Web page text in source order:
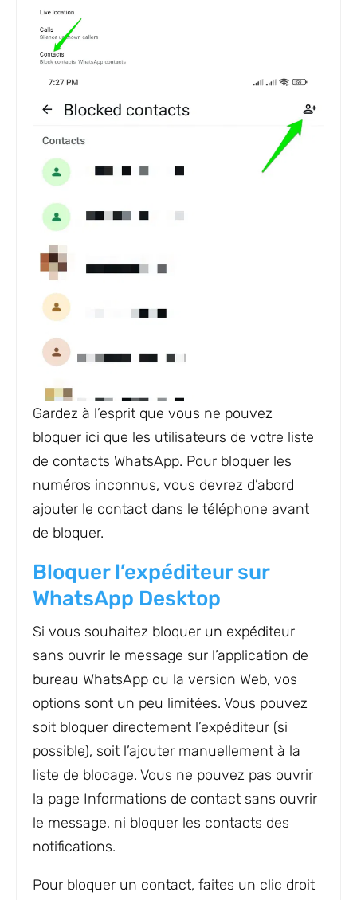
Gardez à l’esprit que vous ne pouvez
bloquer ici que les utilisateurs de votre liste
de contacts WhatsApp. Pour bloquer les
numéros inconnus, vous devrez d’abord
ajouter le contact dans le téléphone avant
de bloquer.
Bloquer l’expéditeur sur
WhatsApp Desktop
Si vous souhaitez bloquer un expéditeur
sans ouvrir le message sur l’application de
bureau WhatsApp ou la version Web, vos
options sont un peu limitées. Vous pouvez
soit bloquer directement l’expéditeur (si
possible), soit l’ajouter manuellement à la
liste de blocage. Vous ne pouvez pas ouvrir
la page Informations de contact sans ouvrir
le message, ni bloquer les contacts des
notifications.
Pour bloquer un contact, faites un clic droit